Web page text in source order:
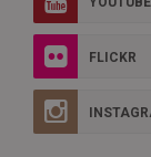
FLICKR